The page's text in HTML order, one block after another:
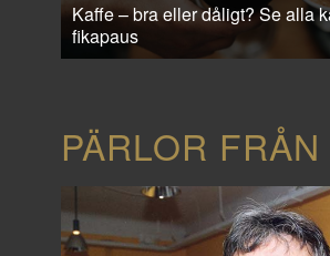
Kaffe – bra eller dåligt? Se alla
fikapaus
PÄRLOR